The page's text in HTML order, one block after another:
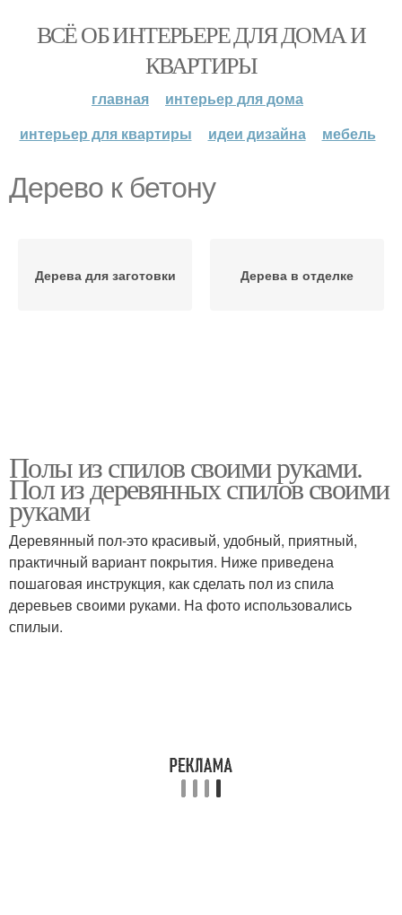
ВСЁ ОБ ИНТЕРЬЕРЕ ДЛЯ ДОМА И
КВАРТИРЫ
главная
интерьер для дома
интерьер для квартиры
идеи дизайна мебель
Дерево к бетону
Дерева для заготовки Дерева в отделке
Полы из спилов своими руками.
Пол из деревянных спилов своими
руками
Деревянный пол-это красивый, удобный, приятный,
практичный вариант покрытия. Ниже приведена
пошаговая инструкция, как сделать пол из спила
деревьев своими руками. На фото использовались
спилыи.